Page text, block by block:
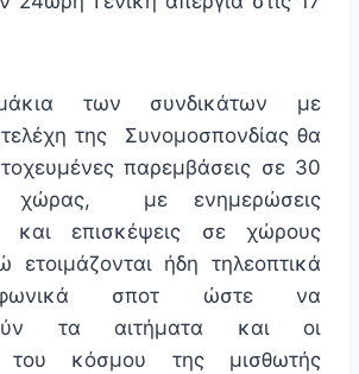
των συνδικάτων με
της Συνομοσπονδίας θα
παρεμβάσεις σε 30
χώρας, με ενημερώσεις
και επισκέψεις σε χώρους
ετοιμάζονται ήδη τηλεοπτικά
σποτ ώστε να
τα αιτήματα και οι
του κόσμου της μισθωτής